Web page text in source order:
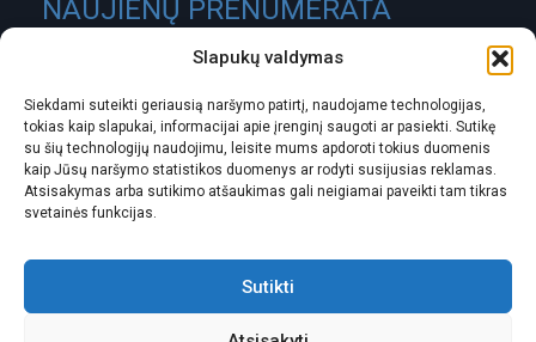
Slapukų valdymas
Siekdami suteikti geriausią naršymo patirtį, naudojame technologijas,
tokias kaip slapukai, informacijai apie įrenginį saugoti ar pasiekti. Sutikę
su šių technologijų naudojimu, leisite mums apdoroti tokius duomenis
kaip Jūsų naršymo statistikos duomenys ar rodyti susijusias reklamas.
Atsisakymas arba sutikimo atšaukimas gali neigiamai paveikti tam tikras
svetainės funkcijas.
Sutikti
NAUJIENŲ PRENUMERATA
ĮMONĖS KODAS:
PVM MOKĖTOJO KODAS: